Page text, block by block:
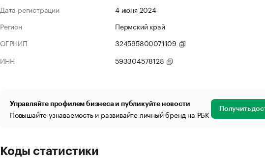
Дата регистрации
4 июня 2024
Регион
Пермский край
ОГРНИП
324595800071109
ИНН
593304578128
Управляйте профилем бизнеса и публикуйте новости
Повышайте узнаваемость и развивайте личный бренд на РБК Получить
Коды статистики